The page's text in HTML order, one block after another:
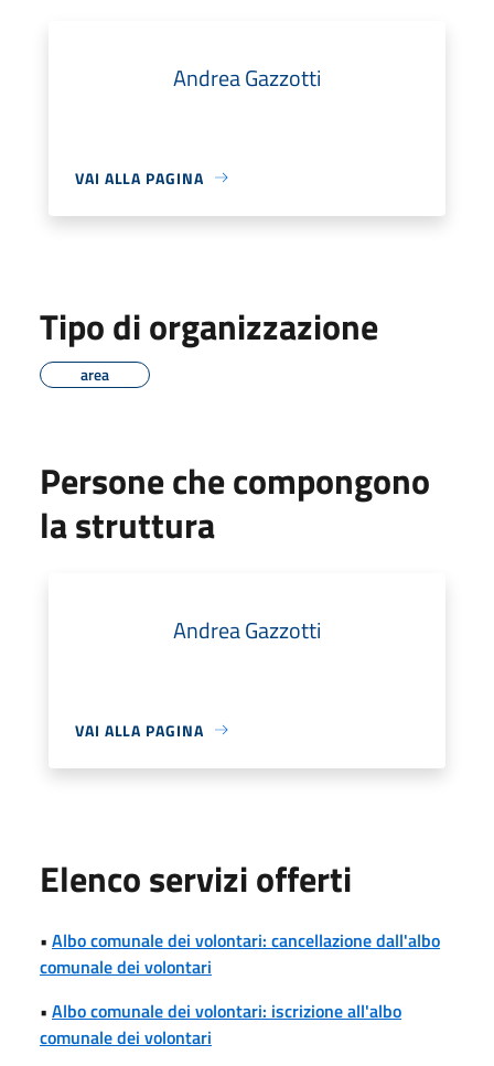
Andrea Gazzotti
VAI ALLA PAGINA
Tipo di organizzazione
area
Persone che compongono
la struttura
Andrea Gazzotti
VAI ALLA PAGINA
Elenco servizi offerti
• Albo comunale dei volontari: cancellazione dall'albo
comunale dei volontari
• Albo comunale dei volontari: iscrizione all'albo
comunale dei volontari